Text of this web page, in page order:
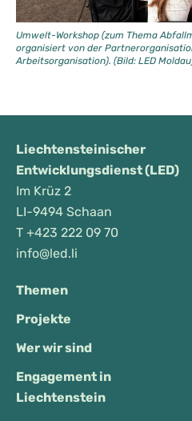
Umwelt-Workshop (zum Thema
organisiert von der
Arbeitsorganisation). (Bild: LED
Liechtensteinischer
Entwicklungsdienst (LED)
Im Krüz 2
LI-9494 Schaan
T +423 222 09 70
info@led.li
Themen
Projekte
Wer wir sind
Engagement in
Liechtenstein